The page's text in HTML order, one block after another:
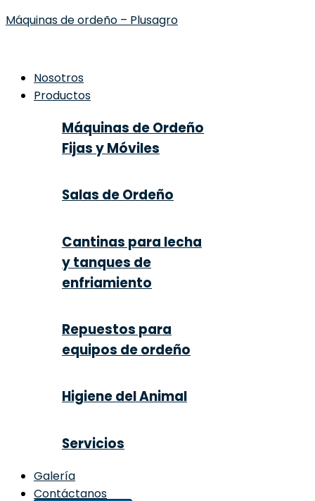
Máquinas de ordeño – Plusagro
Nosotros
Productos
Máquinas de Ordeño
Fijas y Móviles
Salas de Ordeño
Cantinas para lecha
y tanques de
enfriamiento
Repuestos para
equipos de ordeño
Higiene del Animal
Servicios
Galería
Contáctanos